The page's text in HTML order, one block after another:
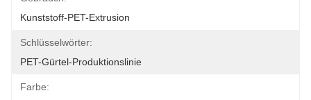
Kunststoff-PET-Extrusion
Schlüsselwörter:
PET-Gürtel-Produktionslinie
Farbe: